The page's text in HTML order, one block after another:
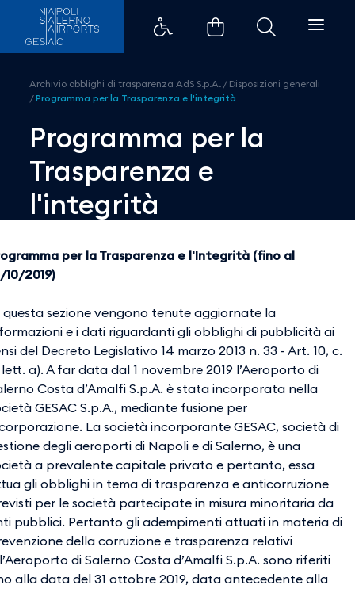
Programma per la
Archivio obblighi di trasparenza AdS S.p.A. / Disposizioni generali
/Programma per la Trasparenza e l'integrità
Programma per la
Trasparenza e
l'integrità
per la Trasparenza e l'Integrità (fino al
10/2019)
questa sezione vengono tenute aggiornate la
e i dati riguardanti gli obblighi di pubblicità ai
del Decreto Legislativo 14 marzo 2013 n. 33 - Art. 10, c.
lett. a). A far data dal 1 novembre 2019 l’Aeroporto di
Costa d’Amalfi S.p.A. è stata incorporata nella
GESAC S.p.A., mediante fusione per
La società incorporante GESAC, società di
degli aeroporti di Napoli e di Salerno, è una
a prevalente capitale privato e pertanto, essa
gli obblighi in tema di trasparenza e anticorruzione
per le società partecipate in misura minoritaria da
pubblici. Pertanto gli adempimenti attuati in materia di
della corruzione e trasparenza relativi
di Salerno Costa d’Amalfi S.p.A. sono riferiti
alla data del 31 ottobre 2019, data antecedente alla